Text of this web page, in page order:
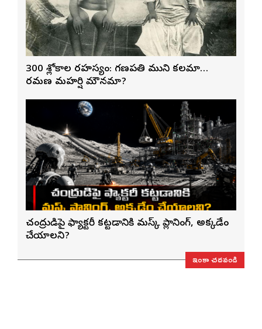
300 శ్లోకాల రహస్యం: గణపతి ముని కలమా…
రమణ మహర్షి మౌనమా?
చంద్రుడిపై ఫ్యాక్టరీ కట్టడానికి మస్క్ ప్లానింగ్, అక్కడేం
చేయాలని?
ఇంకా చదవండి